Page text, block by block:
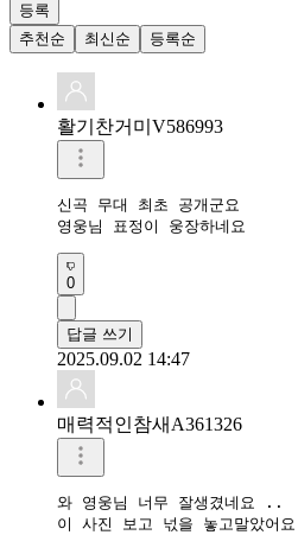
등록
추천순
최신순 등록순
활기찬거미V586993
신곡 무대 최초 공개군요
영웅님 표정이 웅장하네요
0
답글 쓰기
2025.09.02 14:47
매력적인참새A361326
와 영웅님 너무 잘생겼네요 ..
이 사진 보고 넋을 놓고말았어요